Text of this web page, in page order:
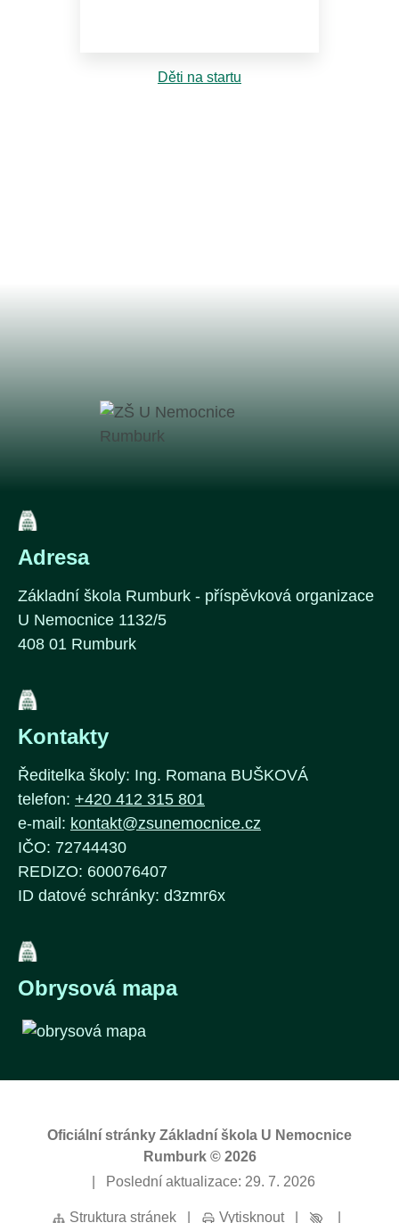
Děti na startu
Adresa
Základní škola Rumburk - příspěvková organizace
U Nemocnice 1132/5
408 01 Rumburk
Kontakty
Ředitelka školy: Ing. Romana BUŠKOVÁ
telefon: +420 412 315 801
e-mail: kontakt@zsunemocnice.cz
IČO: 72744430
REDIZO: 600076407
ID datové schránky: d3zmr6x
Obrysová mapa
Oficiální stránky Základní škola U Nemocnice
Rumburk © 2026
Poslední aktualizace: 29. 7. 2026
Struktura stránek Vytisknout